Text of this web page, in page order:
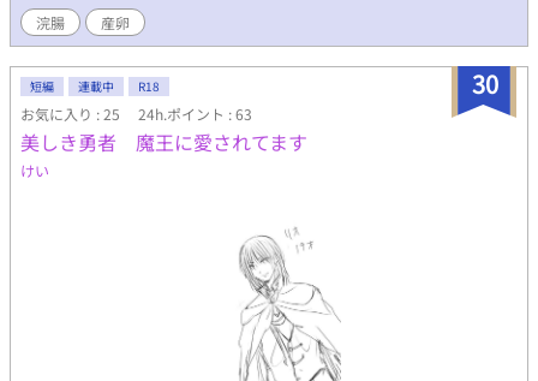
浣腸
産卵
30
短編 連載中 R18
お気に入り : 25 24h.ポイント : 63
美しき勇者 魔王に愛されてます
けい